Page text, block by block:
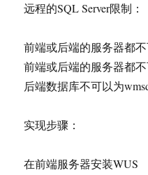
远程的SQL Server限制：
前端或后端的服务器都不
前端或后端的服务器都
后端数据库不可以为
实现步骤：
在前端服务器安装WUS